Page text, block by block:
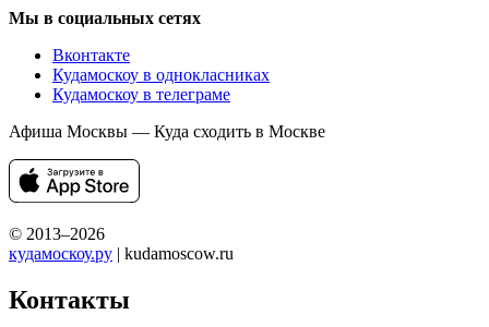
Мы в социальных сетях
Вконтакте
Кудамоскоу в однокласниках
Кудамоскоу в телеграме
Афиша Москвы — Куда сходить в Москве
© 2013–2026
кудамоскоу.ру | kudamoscow.ru
Контакты